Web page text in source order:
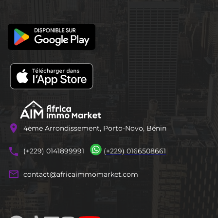
location_on 4ème Arrondissement, Porto-Novo, Bénin
phones(+229) 0141899991 (+229) 0166508661
mail_outline contact@africaimmomarket.com